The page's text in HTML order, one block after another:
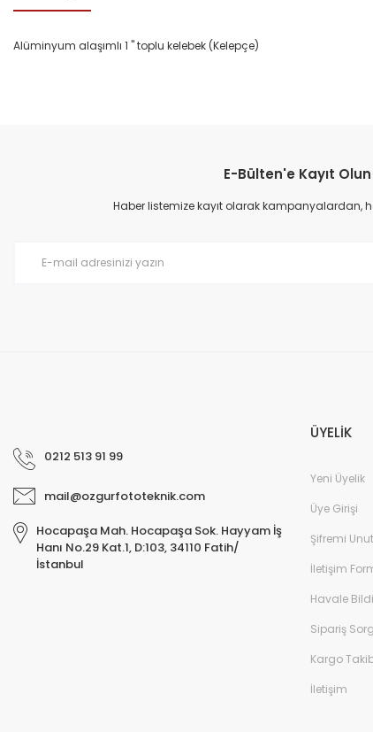
Alüminyum alaşımlı 1 " toplu kelebek (Kelepçe)
Ürün resmi kalitesiz, bozuk veya görüntülenemiyor.
Ürün açıklamasında eksik bilgiler bulunuyor.
E-Bülten'e Kayıt Olun
Haber listemize kayıt olarak kampanyalardan,
0212 513 91 99
mail@ozgurfototeknik.com
Hocapaşa Mah. Hocapaşa Sok. Hayyam İş
Hanı No.29 Kat.1, D:103, 34110 Fatih/
İstanbul
ÜYELİK
Yeni Üyelik
Üye Girişi
Şifremi
İletişim
Havale
Sipariş
Kargo
İletişim